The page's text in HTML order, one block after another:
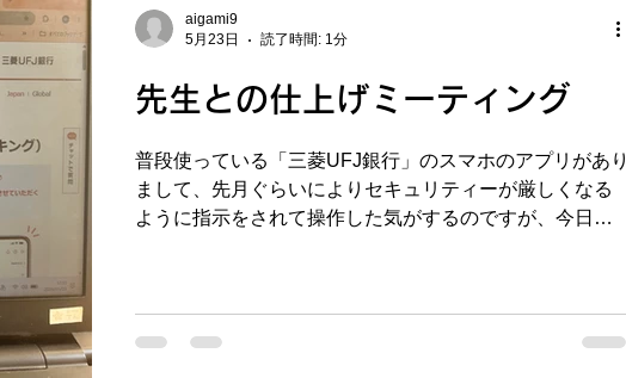
ってきています。 夏期講習は今年も5日間を1セットとし
て、Ａ期7/22～Ｄ期8/17～までの4期ご用意しておりま
れ80分間ずつで行っていて、その中かお好きな期と時間
校の進度が止まっているので総復習をする絶好のチャン
ス！ また夏休み明けの9月上旬にはまた期末テストもあり
ますので、8月末の学校が始まる前にある程度テスト対策
先生との仕上げミーティング
普段使っている「三菱UFJ銀行」のスマホのアプリがあり
まして、先月ぐらいによりセキュリティーが厳しくなる
ように指示をされて操作した気がするのですが、今日い
ショック。。セキュリティーがしっかりしてるんだとプ
aigami9
5月23日
読了時間: 1分